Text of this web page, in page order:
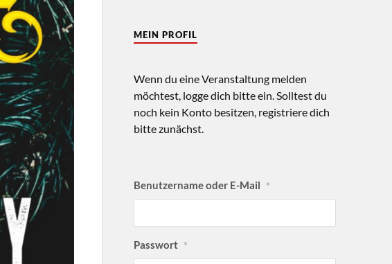
MEIN PROFIL
Wenn du eine Veranstaltung melden
möchtest, logge dich bitte ein. Solltest du
noch kein Konto besitzen, registriere dich
bitte zunächst.
Benutzername oder E-Mail *
Passwort *